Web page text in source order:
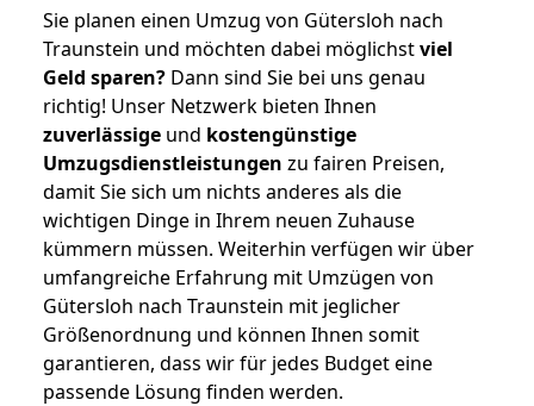
Sie planen einen Umzug von Gütersloh nach
Traunstein und möchten dabei möglichstviel
Geld sparen? Dann sind Sie bei uns genau
richtig! Unser Netzwerk bieten Ihnen
zuverlässige und kostengünstige
Umzugsdienstleistungen zu fairen Preisen,
damit Sie sich um nichts anderes als die
wichtigen Dinge in Ihrem neuen Zuhause
kümmern müssen. Weiterhin verfügen wir über
umfangreiche Erfahrung mit Umzügen von
Gütersloh nach Traunstein mit jeglicher
Größenordnung und können Ihnen somit
garantieren, dass wir für jedes Budget eine
passende Lösung finden werden.